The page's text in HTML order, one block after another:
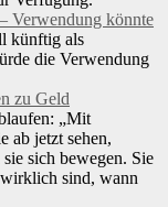
Verwendung könnte
künftig als
die Verwendung
zu Geld
„Mit
ab jetzt sehen,
sich bewegen. Sie
sind, wann